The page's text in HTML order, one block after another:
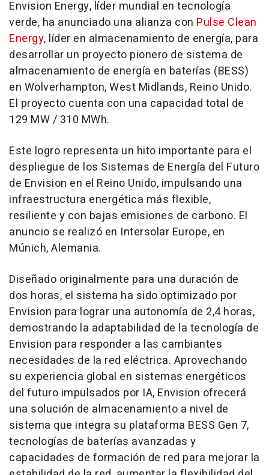
Envision Energy, líder mundial en tecnología
verde, ha anunciado una alianza con Pulse Clean
Energy, líder en almacenamiento de energía, para
desarrollar un proyecto pionero de sistema de
almacenamiento de energía en baterías (BESS)
en Wolverhampton, West Midlands, Reino Unido.
El proyecto cuenta con una capacidad total de
129 MW / 310 MWh.
Este logro representa un hito importante para el
despliegue de los Sistemas de Energía del Futuro
de Envision en el Reino Unido, impulsando una
infraestructura energética más flexible,
resiliente y con bajas emisiones de carbono. El
anuncio se realizó en Intersolar Europe, en
Múnich, Alemania.
Diseñado originalmente para una duración de
dos horas, el sistema ha sido optimizado por
Envision para lograr una autonomía de 2,4 horas,
demostrando la adaptabilidad de la tecnología de
Envision para responder a las cambiantes
necesidades de la red eléctrica. Aprovechando
su experiencia global en sistemas energéticos
del futuro impulsados por IA, Envision ofrecerá
una solución de almacenamiento a nivel de
sistema que integra su plataforma BESS Gen 7,
tecnologías de baterías avanzadas y
capacidades de formación de red para mejorar la